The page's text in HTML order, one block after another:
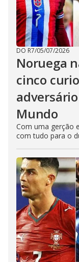
DO R7/05/07/2026
Noruega
cinco
Mundo
Com uma gerção
com tudo para o